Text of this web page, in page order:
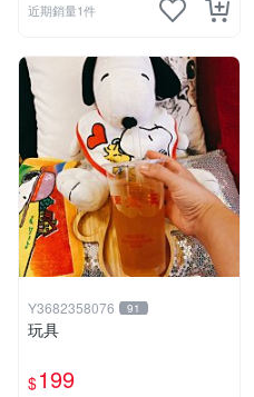
近期銷量1件
Y3682358076 91
玩具
$199